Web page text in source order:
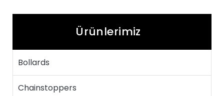
Ürünlerimiz
Bollards
Chainstoppers